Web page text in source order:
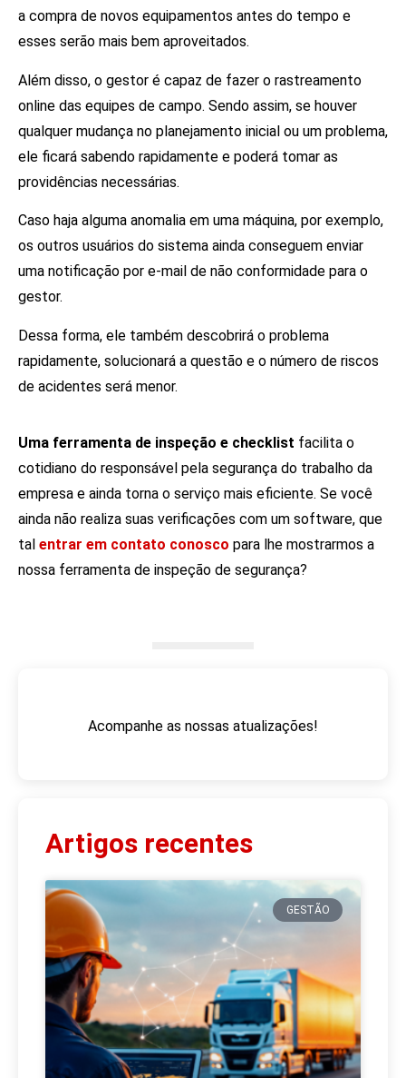
a compra de novos equipamentos antes do tempo e
esses serão mais bem aproveitados.
Além disso, o gestor é capaz de fazer o rastreamento
online das equipes de campo. Sendo assim, se houver
qualquer mudança no planejamento inicial ou um problema,
ele ficará sabendo rapidamente e poderá tomar as
providências necessárias.
Caso haja alguma anomalia em uma máquina, por exemplo,
os outros usuários do sistema ainda conseguem enviar
uma notificação por e-mail de não conformidade para o
gestor.
Dessa forma, ele também descobrirá o problema
rapidamente, solucionará a questão e o número de riscos
de acidentes será menor.
Uma ferramenta de inspeção e checklist facilita o
cotidiano do responsável pela segurança do trabalho da
empresa e ainda torna o serviço mais eficiente. Se você
ainda não realiza suas verificações com um software, que
tal entrar em contato conosco para lhe mostrarmos a
nossa ferramenta de inspeção de segurança?
Acompanhe as nossas atualizações!
Artigos recentes
GESTÃO